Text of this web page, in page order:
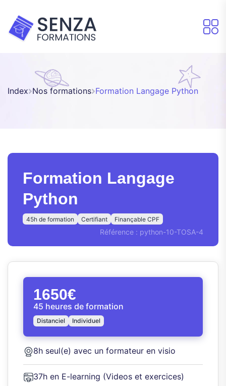
Index Nos formations Formation Langage Python
Formation Langage
Python
45h de formation Certifiant Finançable CPF
Référence : python-10-TOSA-4
1650€
45 heures de formation
Distanciel Individuel
8h seul(e) avec un formateur en visio
37h en E-learning (Videos et exercices)